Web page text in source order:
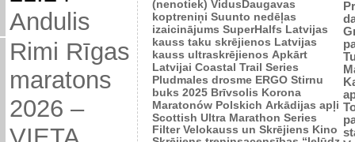
Andulis
Rimi Rīgas
maratons
2026 –
(nenotiek) VidusDaugavas
koptreniņi Suunto nedēļas
izaicinājums SuperHalfs Latvijas
kauss taku skrējienos Latvijas
kauss ultraskrējienos Apkārt
Latvijai Coastal Trail Series
Pludmales drosme ERGO Stirnu
buks 2025 Brīvsolis Korona
Maratonów Polskich Arkādijas apļi
Scottish Ultra Marathon Series
Filter Velokauss un Skrējiens Kino